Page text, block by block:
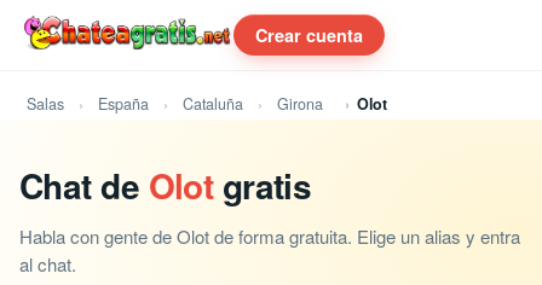
Crear cuenta
Salas España Cataluña Girona Olot
Chat de Olotgratis
Habla con gente de Olot de forma gratuita. Elige un alias y entra
al chat.